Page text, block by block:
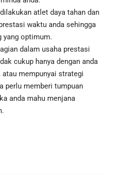
atlet daya tahan dan
waktu anda sehingga
yang optimum.
dalam usaha prestasi
cukup hanya dengan anda
mempunyai strategi
perlu memberi tumpuan
anda mahu menjana